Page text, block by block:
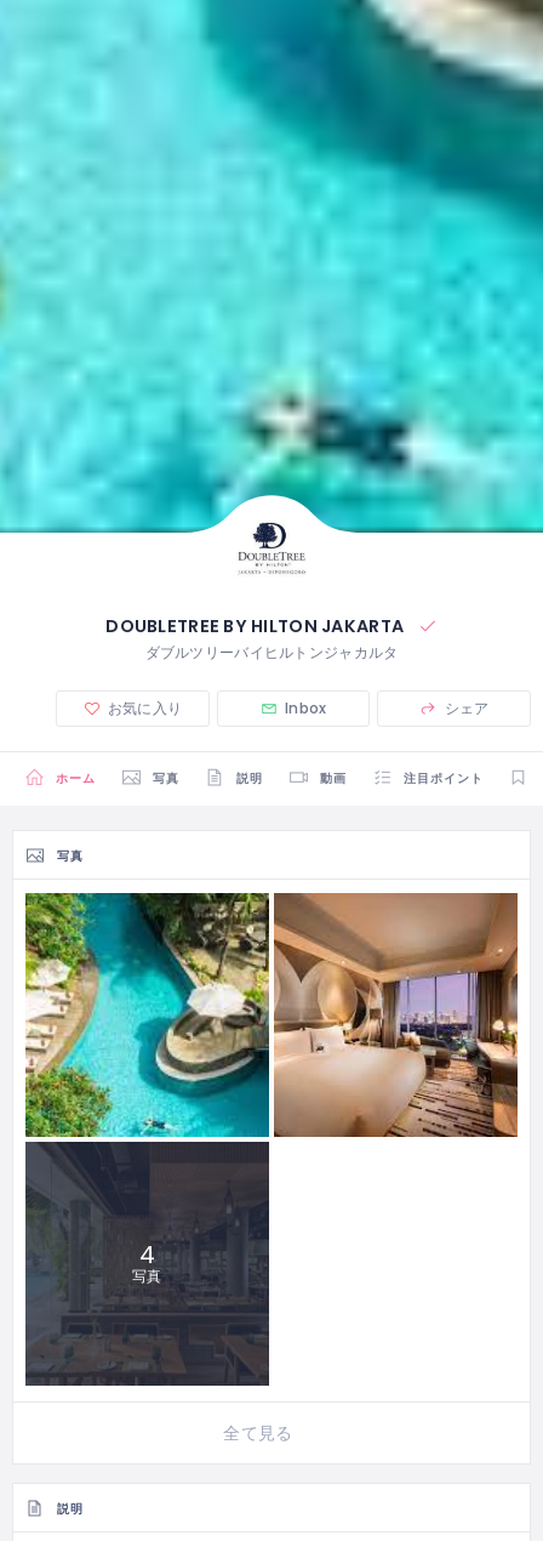
DOUBLETREE BY HILTON JAKARTA
ダブルツリーバイヒルトンジャカルタ
お気に入り Inbox シェア
ホーム 写真 説明 動画 注目ポイント
写真
4
写真
全て見る
説明